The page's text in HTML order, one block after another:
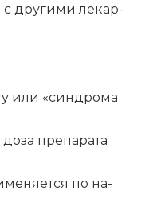
с дру­ги­ми ле­кар­
или «син­дро­ма
пре­па­ра­та
по на­